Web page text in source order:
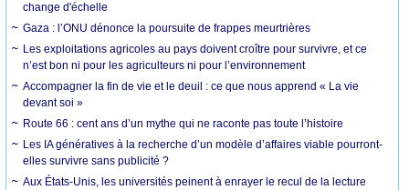
change d'échelle
Gaza : l’ONU dénonce la poursuite de frappes meurtrières
Les exploitations agricoles au pays doivent croître pour survivre, et ce
n’est bon ni pour les agriculteurs ni pour l’environnement
Accompagner la fin de vie et le deuil : ce que nous apprend « La vie
devant soi »
Route 66 : cent ans d’un mythe qui ne raconte pas toute l’histoire
Les IA génératives à la recherche d’un modèle d’affaires viable pourront-
elles survivre sans publicité ?
Aux États-Unis, les universités peinent à enrayer le recul de la lecture